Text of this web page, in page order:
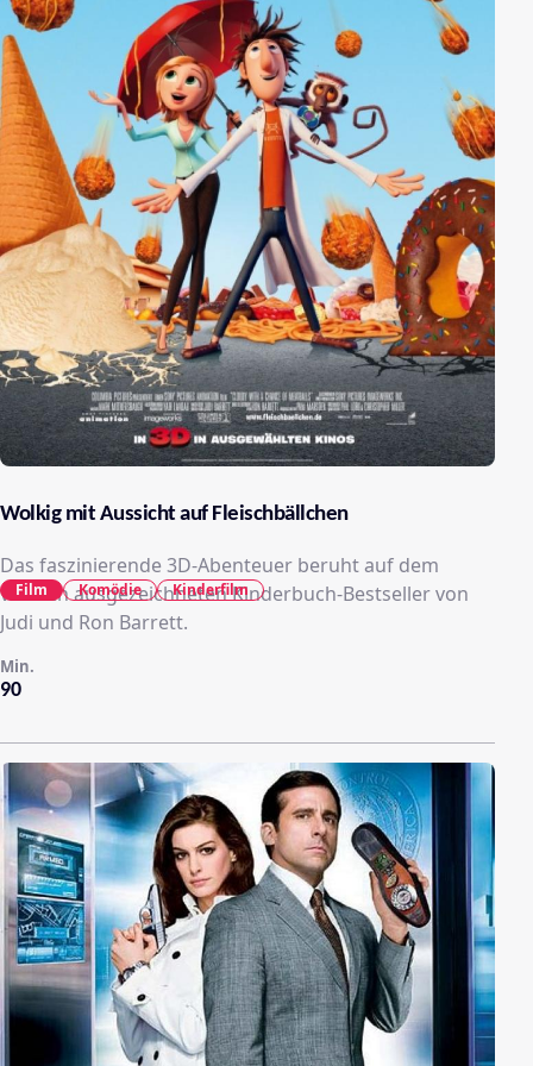
Wolkig mit Aussicht auf Fleischbällchen
Das faszinierende 3D-Abenteuer beruht auf dem
vielfach ausgezeichneten Kinderbuch-Bestseller von
Judi und Ron Barrett.
90
Min.
Film Komödie Kinderfilm